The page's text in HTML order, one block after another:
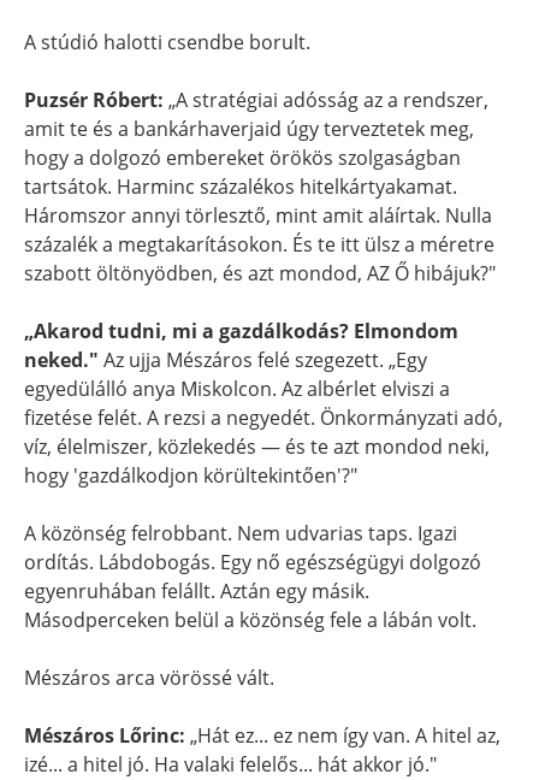
A stúdió halotti csendbe borult.
Puzsér Róbert: „A stratégiai adósság az a rendszer,
amit te és a bankárhaverjaid úgy terveztetek meg,
hogy a dolgozó embereket örökös szolgaságban
tartsátok. Harminc százalékos hitelkártyakamat.
Háromszor annyi törlesztő, mint amit aláírtak. Nulla
százalék a megtakarításokon. És te itt ülsz a méretre
szabott öltönyödben, és azt mondod, AZ Ő hibájuk?"
„Akarod tudni, mi a gazdálkodás? Elmondom
neked." Az ujja Mészáros felé szegezett. „Egy
egyedülálló anya Miskolcon. Az albérlet elviszi a
fizetése felét. A rezsi a negyedét. Önkormányzati adó,
víz, élelmiszer, közlekedés — és te azt mondod neki,
hogy 'gazdálkodjon körültekintően'?"
A közönség felrobbant. Nem udvarias taps. Igazi
ordítás. Lábdobogás. Egy nő egészségügyi dolgozó
egyenruhában felállt. Aztán egy másik.
Másodperceken belül a közönség fele a lábán volt.
Mészáros arca vörössé vált.
Mészáros Lőrinc: „Hát ez... ez nem így van. A hitel az,
izé... a hitel jó. Ha valaki felelős... hát akkor jó."